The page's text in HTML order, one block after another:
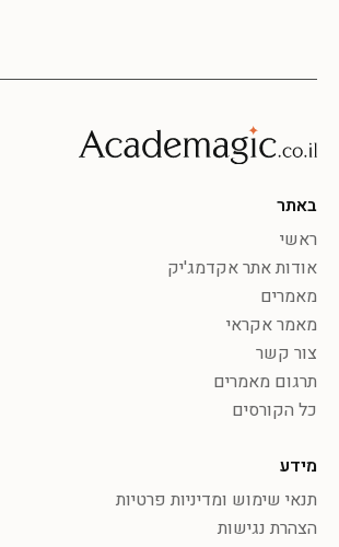
באתר
ראשי
אודות אתר אקדמג'יק
מאמרים
מאמר אקראי
צור קשר
תרגום מאמרים
כל הקורסים
מידע
תנאי שימוש ומדיניות פרטיות
הצהרת נגישות